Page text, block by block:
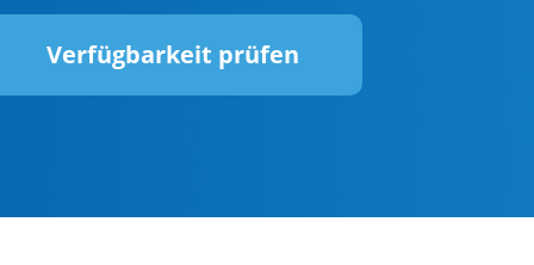
Verfügbarkeit prüfen